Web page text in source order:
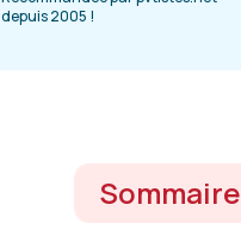
depuis 2005 !
Sommaire